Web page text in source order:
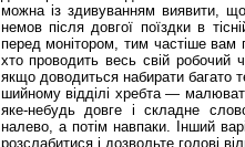
можна із здивуванням виявити, що
немов після довгої поїздки в
перед монітором, тим частіше вам
хто проводить весь свій робочий
якщо доводиться набирати багато
шийному відділі хребта —
яке-небудь довге і складне
налево, а потім навпаки. Інший
розслабитися і дозвольте голові